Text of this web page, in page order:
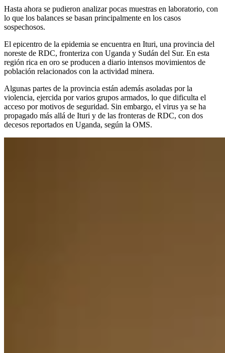
Hasta ahora se pudieron analizar pocas muestras en laboratorio, con
lo que los balances se basan principalmente en los casos
sospechosos.
El epicentro de la epidemia se encuentra en Ituri, una provincia del
noreste de RDC, fronteriza con Uganda y Sudán del Sur. En esta
región rica en oro se producen a diario intensos movimientos de
población relacionados con la actividad minera.
Algunas partes de la provincia están además asoladas por la
violencia, ejercida por varios grupos armados, lo que dificulta el
acceso por motivos de seguridad. Sin embargo, el virus ya se ha
propagado más allá de Ituri y de las fronteras de RDC, con dos
decesos reportados en Uganda, según la OMS.